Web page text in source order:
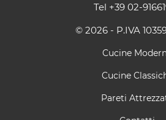
Tel +39 02-
© 2026 - P.IVA
Cucine
Cucine
Pareti